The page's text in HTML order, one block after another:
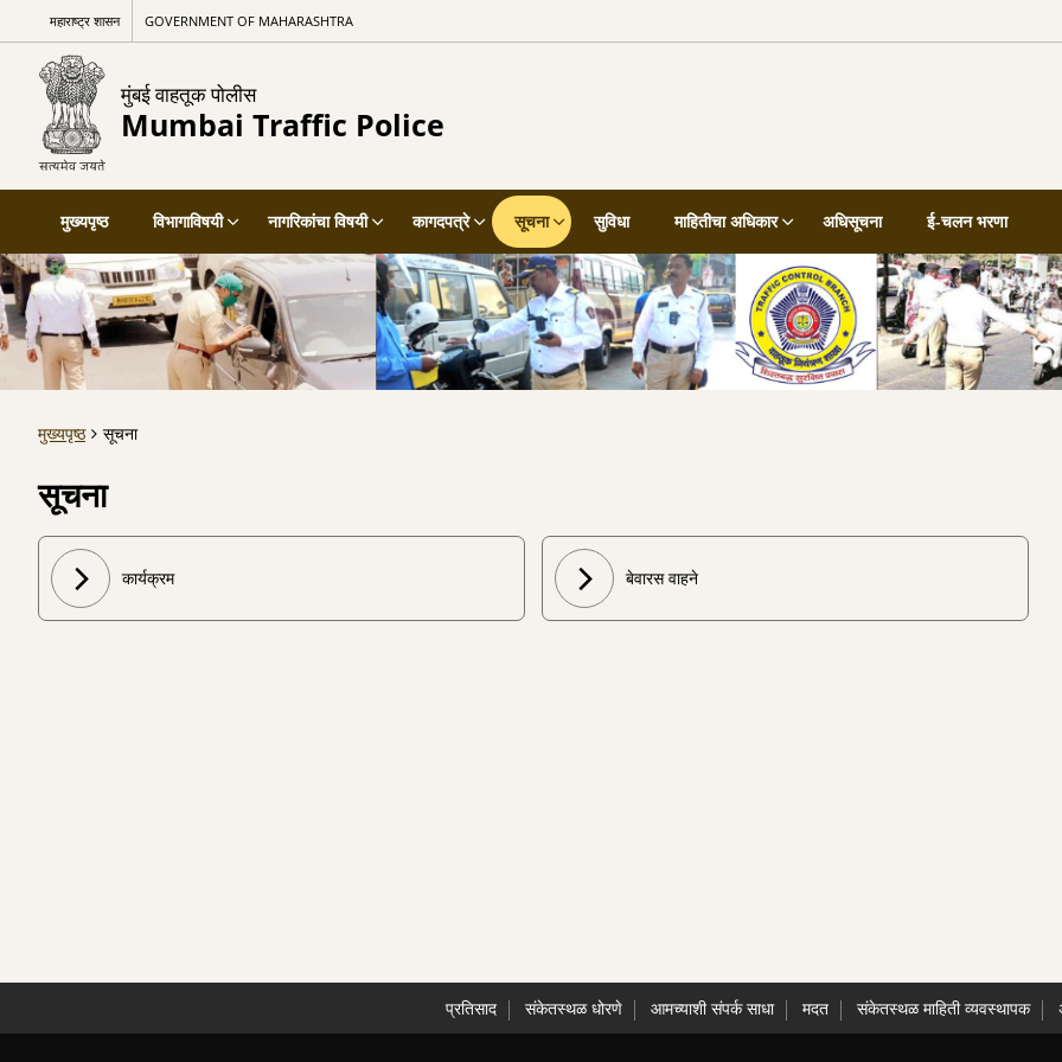
महाराष्ट्र शासन GOVERNMENT OF MAHARASHTRA
मुंबई वाहतूक पोलीस
Mumbai Traffic Police
मुख्यपृष्ठ विभागाविषयी नागरिकांचा विषयी कागदपत्रे सूचना सुविधा माहितीचा अधिकार अधिसूचना ई-चलन भरणा
मुख्यपृष्ठ सूचना
सूचना
कार्यक्रम बेवारस वाहने
प्रतिसाद संकेतस्थळ धोरणे आमच्याशी संपर्क साधा मदत संकेतस्थळ माहिती व्यवस्थापक